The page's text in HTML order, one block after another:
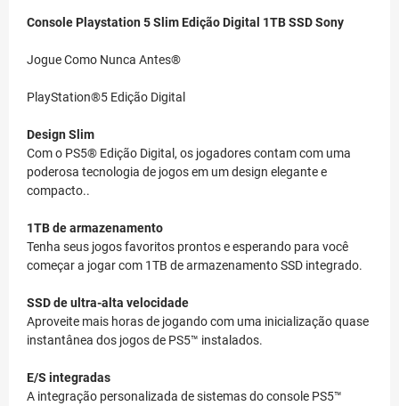
Console Playstation 5 Slim Edição Digital 1TB SSD Sony
Jogue Como Nunca Antes®
PlayStation®5 Edição Digital
Design Slim
Com o PS5® Edição Digital, os jogadores contam com uma
poderosa tecnologia de jogos em um design elegante e
compacto..
1TB de armazenamento
Tenha seus jogos favoritos prontos e esperando para você
começar a jogar com 1TB de armazenamento SSD integrado.
SSD de ultra-alta velocidade
Aproveite mais horas de jogando com uma inicialização quase
instantânea dos jogos de PS5™ instalados.
E/S integradas
A integração personalizada de sistemas do console PS5™